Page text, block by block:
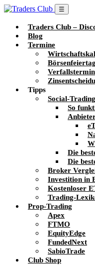
☰
Traders Club –
Blog
Termine
Tipps
Social-Trading
So
Die
Die
Broker
Investition in
Kostenloser
Trading-
Prop-Trading
Apex
FTMO
EquityEdge
FundedNext
SabioTrade
Club Shop